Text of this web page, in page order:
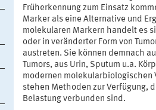
Früherkennung zum Einsatz
Marker als eine Alternative und
molekularen Markern handelt es
oder in veränderter Form von
austreten. Sie können demnach
Tumors, aus Urin, Sputum u.a.
modernen molekularbiologischen
stehen Methoden zur Verfügung,
Belastung verbunden sind.